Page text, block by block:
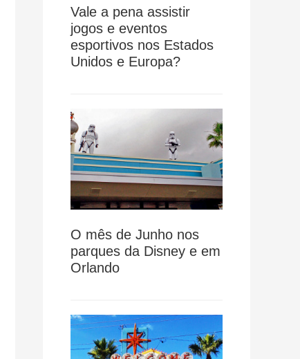
Vale a pena assistir
jogos e eventos
esportivos nos Estados
Unidos e Europa?
O mês de Junho nos
parques da Disney e em
Orlando